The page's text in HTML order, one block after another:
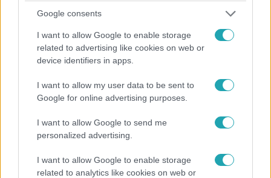
Google consents
I want to allow Google to enable storage
related to advertising like cookies on web or
device identifiers in apps.
I want to allow my user data to be sent to
Google for online advertising purposes.
I want to allow Google to send me
personalized advertising.
I want to allow Google to enable storage
related to analytics like cookies on web or
Bozótvágós támadó
Tapolcán egy anya az ablakon át menekítette ki három